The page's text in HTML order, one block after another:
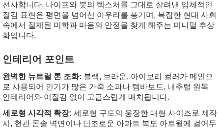
선사합니다. 나이프와 붓의 텍스처를 그대로 살려낸 입체적인
질감 표현은 평면을 넘어선 아우라를 풍기며, 복잡한 현대 사회
속에서 절제된 미학과 마음의 안정을 찾게 해주는 미니멀 추상
화입니다.
인테리어 포인트
완벽한 뉴트럴 톤 조화: 블랙, 브라운, 아이보리 컬러가 메인으
로 사용되어 인기가 많은 가죽 소파나 템바보드, 내추럴 원목
인테리어와 이질감 없이 고급스럽게 매치됩니다.
세로형 시각적 확장: 세로형 구도의 웅장한 대형 사이즈로 제작
시, 현관 콘솔 벽면이나 단조로운 아파트 복도 아트월에 걸어두